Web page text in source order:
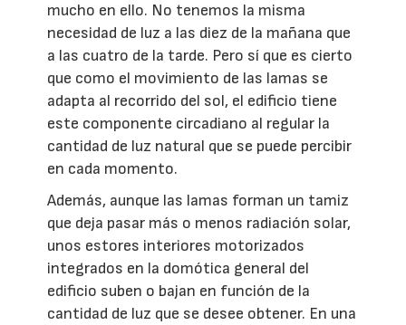
mucho en ello. No tenemos la misma
necesidad de luz a las diez de la mañana que
a las cuatro de la tarde. Pero sí que es cierto
que como el movimiento de las lamas se
adapta al recorrido del sol, el edificio tiene
este componente circadiano al regular la
cantidad de luz natural que se puede percibir
en cada momento.
Además, aunque las lamas forman un tamiz
que deja pasar más o menos radiación solar,
unos estores interiores motorizados
integrados en la domótica general del
edificio suben o bajan en función de la
cantidad de luz que se desee obtener. En una